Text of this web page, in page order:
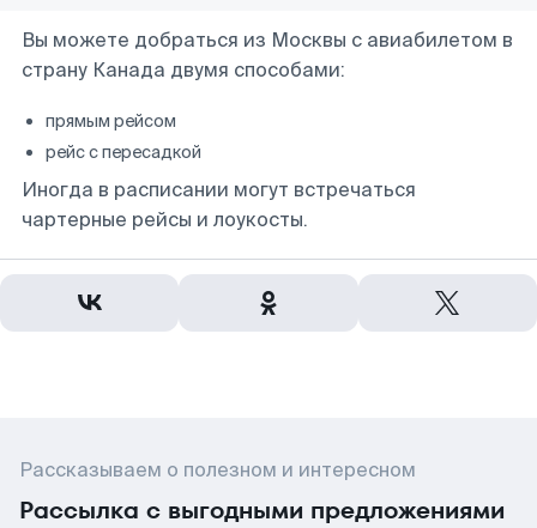
Вы можете добраться из Москвы с авиабилетом в
страну Канада двумя способами:
прямым рейсом
рейс с пересадкой
Иногда в расписании могут встречаться
чартерные рейсы и лоукосты.
Рассказываем о полезном и интересном
Рассылка с выгодными предложениями